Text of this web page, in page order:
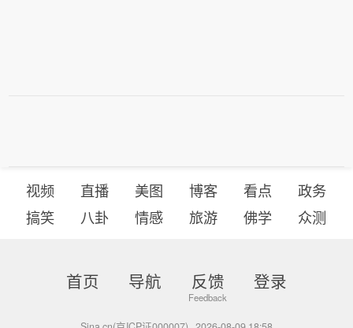
视频 直播 美图 博客 看点
政务
搞笑
八卦 情感 旅游 佛学 众测
首页 导航 反馈 登录